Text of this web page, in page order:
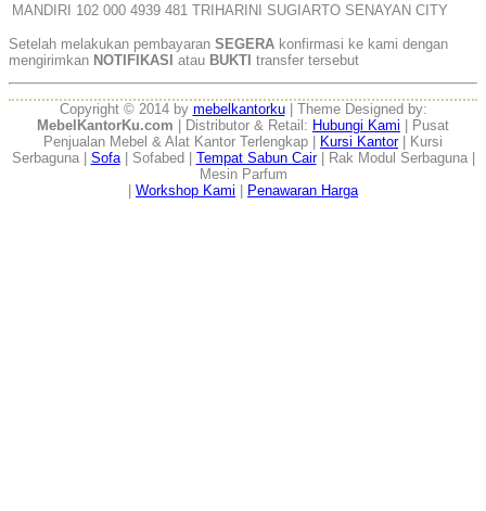
MANDIRI 102 000 4939 481 TRIHARINI SUGIARTO SENAYAN CITY
Setelah melakukan pembayaran SEGERA konfirmasi ke kami dengan
mengirimkan NOTIFIKASI atau BUKTI transfer tersebut
Copyright © 2014 by mebelkantorku| Theme Designed by:
MebelKantorKu.com | Distributor & Retail: Hubungi Kami | Pusat
Penjualan Mebel & Alat Kantor Terlengkap |
Kursi Kantor| Kursi
Serbaguna | Sofa| Sofabed | Tempat Sabun Cair| Rak Modul Serbaguna |
Mesin Parfum
Workshop Kami Penawaran Harga